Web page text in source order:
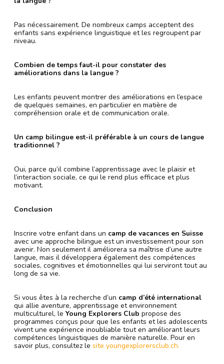
Pas nécessairement. De nombreux camps acceptent des
enfants sans expérience linguistique et les regroupent par
niveau.
Combien de temps faut-il pour constater des
améliorations dans la langue ?
Les enfants peuvent montrer des améliorations en l’espace
de quelques semaines, en particulier en matière de
compréhension orale et de communication orale.
Un camp bilingue est-il préférable à un cours de langue
traditionnel ?
Oui, parce qu’il combine l’apprentissage avec le plaisir et
l’interaction sociale, ce qui le rend plus efficace et plus
motivant.
Conclusion
Inscrire votre enfant dans un camp de vacances en Suisse
avec une approche bilingue est un investissement pour son
avenir. Non seulement il améliorera sa maîtrise d’une autre
langue, mais il développera également des compétences
sociales, cognitives et émotionnelles qui lui serviront tout au
long de sa vie.
Si vous êtes à la recherche d’un camp d’été international
qui allie aventure, apprentissage et environnement
multiculturel, le Young Explorers Club propose des
programmes conçus pour que les enfants et les adolescents
vivent une expérience inoubliable tout en améliorant leurs
compétences linguistiques de manière naturelle. Pour en
savoir plus, consultez le site youngexplorersclub.ch.